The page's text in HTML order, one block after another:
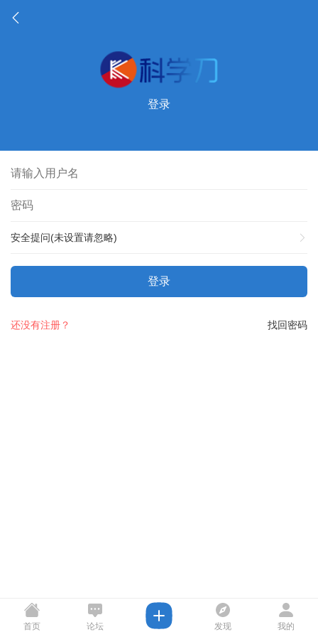
登录
安全提问(未设置请忽略)
登录
找回密码
还没有注册？
首页 论坛 发现 我的